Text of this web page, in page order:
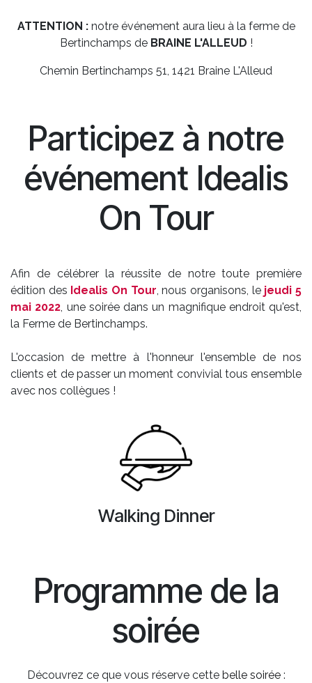
ATTENTION :notre événement aura lieu à la ferme de
Bertinchamps de BRAINE L'ALLEUD !
Chemin Bertinchamps 51, 1421 Braine L'Alleud
Participez à notre
événement Idealis
On Tour
Afin de célébrer la réussite de notre toute première
édition des Idealis On Tour, nous organisons, le jeudi 5
mai 2022, une soirée dans un magnifique endroit qu'est,
la Ferme de Bertinchamps.
L'occasion de mettre à l'honneur l'ensemble de nos
clients et de passer un moment convivial tous ensemble
avec nos collègues !
Walking Dinner
Programme de la
soirée
Découvrez ce que vous réserve cette belle soirée: